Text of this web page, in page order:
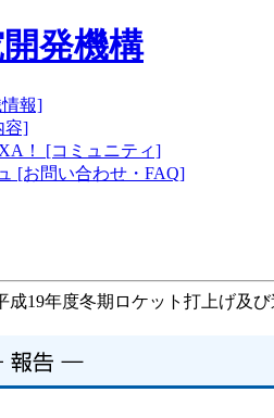
発機構
報]
容]
！ [コミュニティ]
[お問い合わせ・FAQ]
成19年度冬期ロケット打上げ及